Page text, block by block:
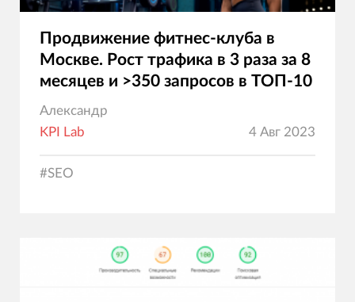
Продвижение фитнес-клуба в
Москве. Рост трафика в 3 раза за 8
месяцев и >350 запросов в ТОП-10
Александр
KPI Lab
4 Авг 2023
#SEO